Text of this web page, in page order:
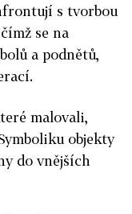
s tvorbou
se na
a podnětů,
malovali,
objekty
do vnějších